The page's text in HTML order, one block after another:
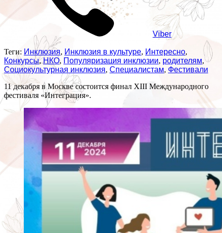
Viber
Теги: Инклюзия, Инклюзия в культуре, Интересно,
Конкурсы,НКО, Популяризация инклюзии, родителям,
Социокультурная инклюзия, Специалистам, Фестивали
11 декабря в Москве состоится финал XIII Международного
фестиваля «Интеграция».